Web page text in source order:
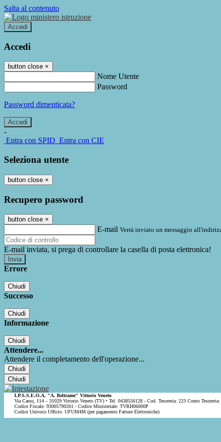
Salta al contenuto
Accedi
Accedi
button close ×
Nome Utente
Password
Password dimenticata?
-
Entra con SPID Entra con CIE
Seleziona utente
button close ×
Recupero password
button close ×
E-mail Verrà inviato un messaggio
E-mail inviata, si prega di controllare la casella di posta elettronica!
Errore
Chiudi
Successo
Chiudi
Informazione
Chiudi
Attendere...
Attendere il completamento dell'operazione...
Chiudi
Chiudi
I.P.S.S.E.O.A. "A. Beltrame" Vittorio Veneto
Via Carso, 114 – 31029 Vittorio Veneto (TV) • Tel. 0438556128 - Cod. Tesoreria: 223 Conto
Codice Fiscale: 93005790261 - Codice Ministeriale: TVRH06000P
Codice Univoco Ufficio: UFUM4M (per pagamento Fatture Elettroniche)